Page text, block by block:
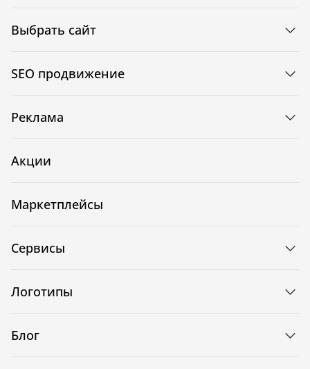
Выбрать сайт
SEO продвижение
Реклама
Акции
Маркетплейсы
Сервисы
Логотипы
Блог